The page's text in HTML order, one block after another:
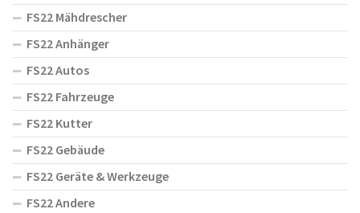
FS22 Mähdrescher
FS22 Anhänger
FS22 Autos
FS22 Fahrzeuge
FS22 Kutter
FS22 Gebäude
FS22 Geräte & Werkzeuge
FS22 Andere